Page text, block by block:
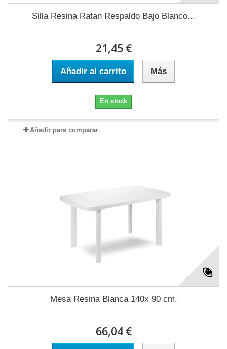
Silla Resina Ratan Respaldo Bajo Blanco...
21,45 €
Añadir al carrito Más
En stock
Añadir para comparar
Mesa Resina Blanca 140x 90 cm.
66,04 €